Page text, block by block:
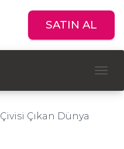
SATIN AL
Çivisi Çıkan Dünya